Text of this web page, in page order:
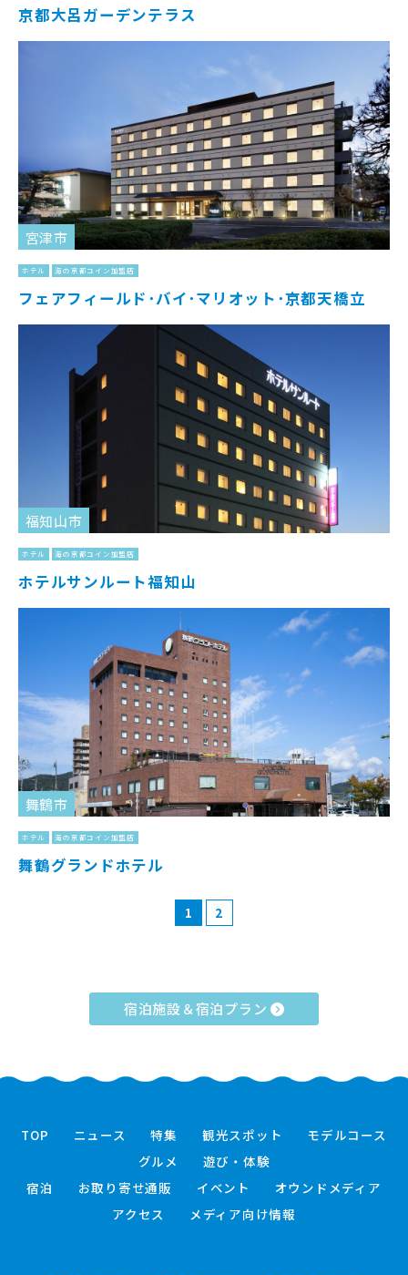
京都大呂ガーデンテラス
宮津市
ホテル 海の京都コイン加盟店
フェアフィールド･バイ･マリオット･京都天橋立
福知山市
ホテル 海の京都コイン加盟店
ホテルサンルート福知山
舞鶴市
ホテル 海の京都コイン加盟店
舞鶴グランドホテル
1 2
宿泊施設＆宿泊プラン
TOP ニュース 特集 観光スポット
モデルコース
グルメ
遊び・体験
宿泊
お取り寄せ通販 イベント
オウンドメディア
アクセス
メディア向け情報